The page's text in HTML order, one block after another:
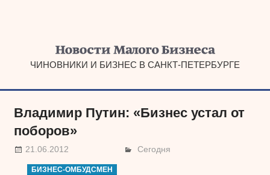
ЧИНОВНИКИ И БИЗНЕС В САНКТ-ПЕТЕРБУРГЕ
Владимир Путин: «Бизнес устал от
поборов»
21.06.2012 Сегодня
БИЗНЕС-ОМБУДСМЕН